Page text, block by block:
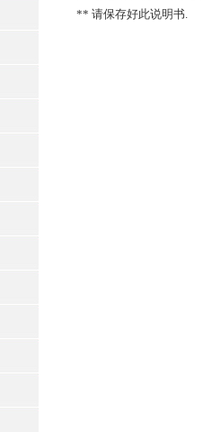
** 请保存好此说明书.